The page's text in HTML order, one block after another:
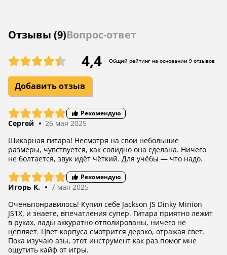
Отзывы (9)Вопрос-ответ
4,4 Общий рейтинг на основании 9 отзывов
Добавить отзыв
Сергей
26 мая 2025
Шикарная гитара! Несмотря на свои небольшие
размеры, чувствуется, как солидно она сделана. Ничего
не болтается, звук идёт чёткий. Для учёбы — что надо.
Рекомендую
Игорь К.
7 мая 2025
Оченьпонравилось! Купил себе Jackson JS Dinky Minion
JS1X, и знаете, впечатления супер. Гитара приятно лежит
в руках, лады аккуратно отполированы, ничего не
цепляет. Цвет корпуса смотрится дерзко, отражая свет.
Пока изучаю азы, этот инструмент как раз помог мне
ощутить кайф от игры.
Рекомендую